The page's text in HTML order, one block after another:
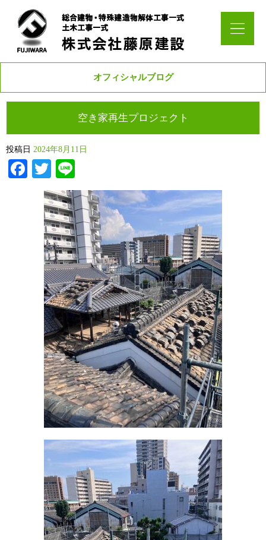
オフィシャルブログ
空き家再生プロジェクト
投稿日 2024年8月11日
Facebook
Twitter